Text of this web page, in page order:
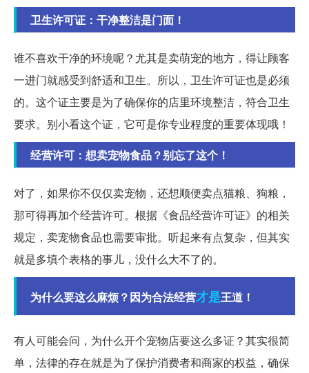
卫生许可证：干净整洁是门面！
谁不喜欢干净的环境呢？尤其是卖萌宠的地方，得让顾客
一进门就感受到舒适和卫生。所以，卫生许可证也是必须
的。这个证主要是为了确保你的店里环境整洁，符合卫生
要求。别小看这个证，它可是你专业程度的重要体现哦！
经营许可：想卖宠物食品？别忘了这个！
对了，如果你不仅仅卖宠物，还想顺便卖点猫粮、狗粮，
那可得再加个经营许可。根据《食品经营许可证》的相关
规定，卖宠物食品也需要审批。听起来有点复杂，但其实
就是多填个表格的事儿，没什么大不了的。
为什么要这么麻烦？因为合法经营才是王道！
有人可能会问，为什么开个宠物店要这么多证？其实很简
单，法律的存在就是为了保护消费者和商家的权益，确保